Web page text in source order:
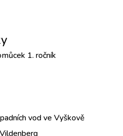
1. ročník
vod ve Vyškově